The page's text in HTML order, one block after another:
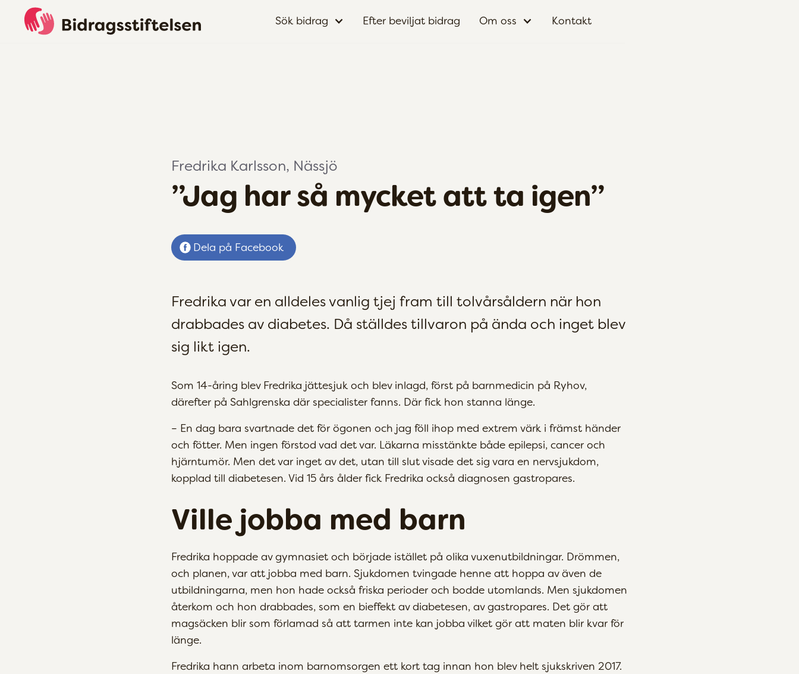
Sök bidrag Efter beviljat bidrag Om oss Kontakt
Fredrika Karlsson, Nässjö
”Jag har så mycket att ta igen”
Dela på Facebook
Fredrika var en alldeles vanlig tjej fram till tolvårsåldern när hon
drabbades av diabetes. Då ställdes tillvaron på ända och inget blev
sig likt igen.
Som 14-åring blev Fredrika jättesjuk och blev inlagd, först på barnmedicin på Ryhov,
därefter på Sahlgrenska där specialister fanns. Där fick hon stanna länge.
– En dag bara svartnade det för ögonen och jag föll ihop med extrem värk i främst händer
och fötter. Men ingen förstod vad det var. Läkarna misstänkte både epilepsi, cancer och
hjärntumör. Men det var inget av det, utan till slut visade det sig vara en nervsjukdom,
kopplad till diabetesen. Vid 15 års ålder fick Fredrika också diagnosen gastropares.
Ville jobba med barn
Fredrika hoppade av gymnasiet och började istället på olika vuxenutbildningar. Drömmen,
och planen, var att jobba med barn. Sjukdomen tvingade henne att hoppa av även de
utbildningarna, men hon hade också friska perioder och bodde utomlands. Men sjukdomen
återkom och hon drabbades, som en bieffekt av diabetesen, av gastropares. Det gör att
magsäcken blir som förlamad så att tarmen inte kan jobba vilket gör att maten blir kvar för
länge.
Fredrika hann arbeta inom barnomsorgen ett kort tag innan hon blev helt sjukskriven 2017.